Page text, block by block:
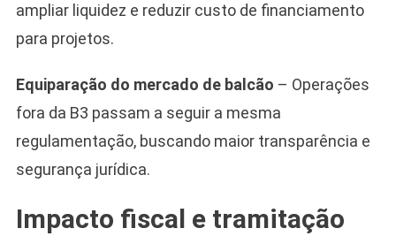
ampliar liquidez e reduzir custo de financiamento
para projetos.
Equiparação do mercado de balcão – Operações
fora da B3 passam a seguir a mesma
regulamentação, buscando maior transparência e
segurança jurídica.
Impacto fiscal e tramitação